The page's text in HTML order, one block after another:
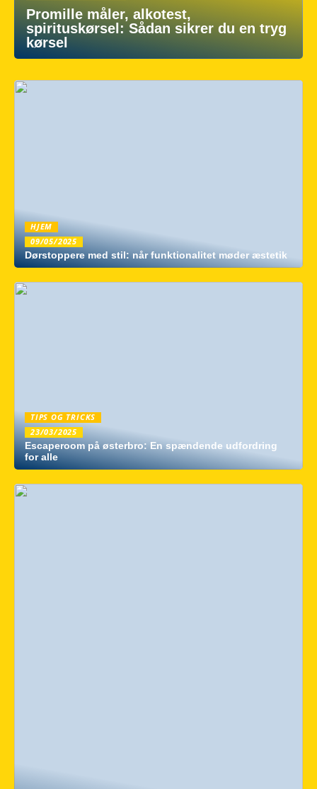
Promille måler, alkotest,
spirituskørsel: Sådan sikrer du en tryg
kørsel
HJEM
09/05/2025
Dørstoppere med stil: når funktionalitet møder æstetik
TIPS OG TRICKS
23/03/2025
Escaperoom på østerbro: En spændende udfordring
for alle